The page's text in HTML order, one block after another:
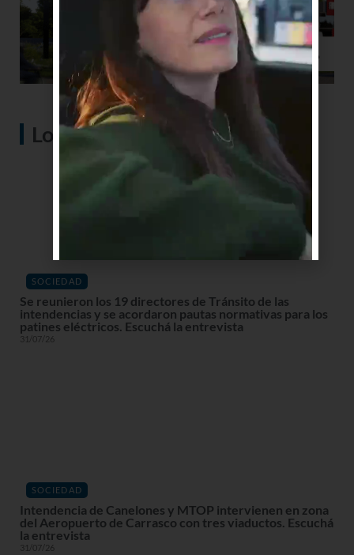
Lo más visto
SOCIEDAD
Se reunieron los 19 directores de Tránsito de las
intendencias y se acordaron pautas normativas para los
patines eléctricos. Escuchá la entrevista
31/07/26
SOCIEDAD
Intendencia de Canelones y MTOP intervienen en zona
del Aeropuerto de Carrasco con tres viaductos. Escuchá
la entrevista
31/07/26